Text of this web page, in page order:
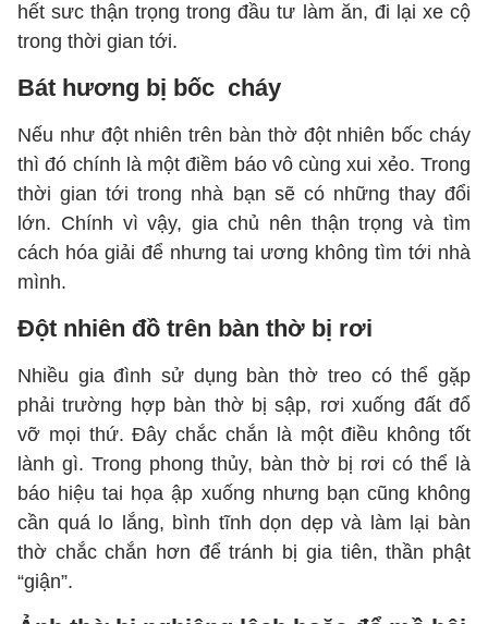
hết sưc thận trọng trong đầu tư làm ăn, đi lại xe cộ
trong thời gian tới.
Bát hương bị bốc cháy
Nếu như đột nhiên trên bàn thờ đột nhiên bốc cháy
thì đó chính là một điềm báo vô cùng xui xẻo. Trong
thời gian tới trong nhà bạn sẽ có những thay đổi
lớn. Chính vì vậy, gia chủ nên thận trọng và tìm
cách hóa giải để nhưng tai ương không tìm tới nhà
mình.
Đột nhiên đồ trên bàn thờ bị rơi
Nhiều gia đình sử dụng bàn thờ treo có thể gặp
phải trường hợp bàn thờ bị sập, rơi xuống đất đổ
vỡ mọi thứ. Đây chắc chắn là một điều không tốt
lành gì. Trong phong thủy, bàn thờ bị rơi có thể là
báo hiệu tai họa ập xuống nhưng bạn cũng không
cần quá lo lắng, bình tĩnh dọn dẹp và làm lại bàn
thờ chắc chắn hơn để tránh bị gia tiên, thần phật
“giận”.